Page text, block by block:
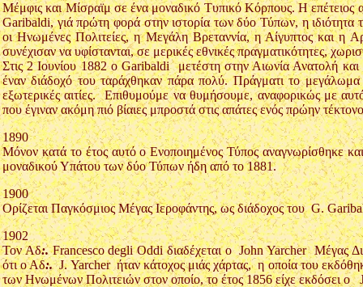
Μέμφις και Μίσραϊμ σε ένα μοναδικό Τυπικό Κόρπους. Η επέτειος
Garibaldi, γιά πρώτη φορά στην ιστορία των δύο Τύπων, η
οι Ηνωμένες Πολιτείες, η Μεγάλη Βρεταννία, η Αίγυπτος και η
συνέχισαν να υφίστανται, σε μερικές εθνικές πραγματικότητες,
Στις 2 Ιουνίου 1882 ο Garibaldi μετέστη στην Αιωνία Ανατολή
έναν διάδοχό του ταράχθηκαν πάρα πολύ. Πράγματι το
εξωτερικές αιτίες. Επιθυμούμε να θυμήσουμε, αναφορικώς με
που έγιναν ακόμη πιό βίαιες μπροστά στις απάτες ενός πρώην
1890
Μόνον κατά το έτος αυτό ο Ενοποιημένος Τύπος αναγνωρίσθηκε
μοναδικού Υπάτου των δύο Τύπων ήδη από το 1881.
1900
Ορίζεται Παγκόσμιος Μέγας Ιεροφάντης, ως διάδοχος του G.
1902
Τον Αδ:.Francesco degli Oddi διαδέχεται ο John Yarcher Μέγας
ότι ο Αδ:.J. Yarcher ήταν κάτοχος μιάς χάρτας, η οποία του
των Ηνωμένων Πολιτειών στον οποίο, το έτος 1856 είχε εκδόσει ο